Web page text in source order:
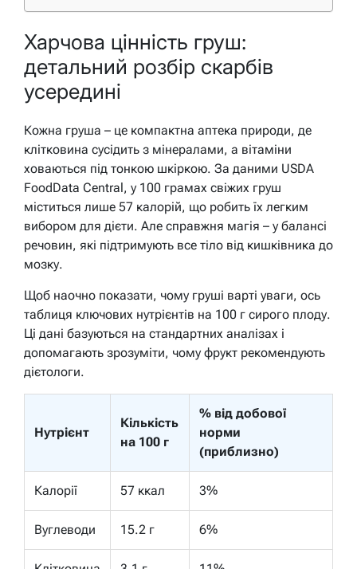
Харчова цінність груш:
детальний розбір скарбів
усередині
Кожна груша – це компактна аптека природи, де
клітковина сусідить з мінералами, а вітаміни
ховаються під тонкою шкіркою. За даними USDA
FoodData Central, у 100 грамах свіжих груш
міститься лише 57 калорій, що робить їх легким
вибором для дієти. Але справжня магія – у балансі
речовин, які підтримують все тіло від кишківника до
мозку.
Щоб наочно показати, чому груші варті уваги, ось
таблиця ключових нутрієнтів на 100 г сирого плоду.
Ці дані базуються на стандартних аналізах і
допомагають зрозуміти, чому фрукт рекомендують
дієтологи.
Нутрієнт
Кількість
на 100 г
% від добової
норми
(приблизно)
Калорії 57 ккал 3%
Вуглеводи 15.2 г 6%